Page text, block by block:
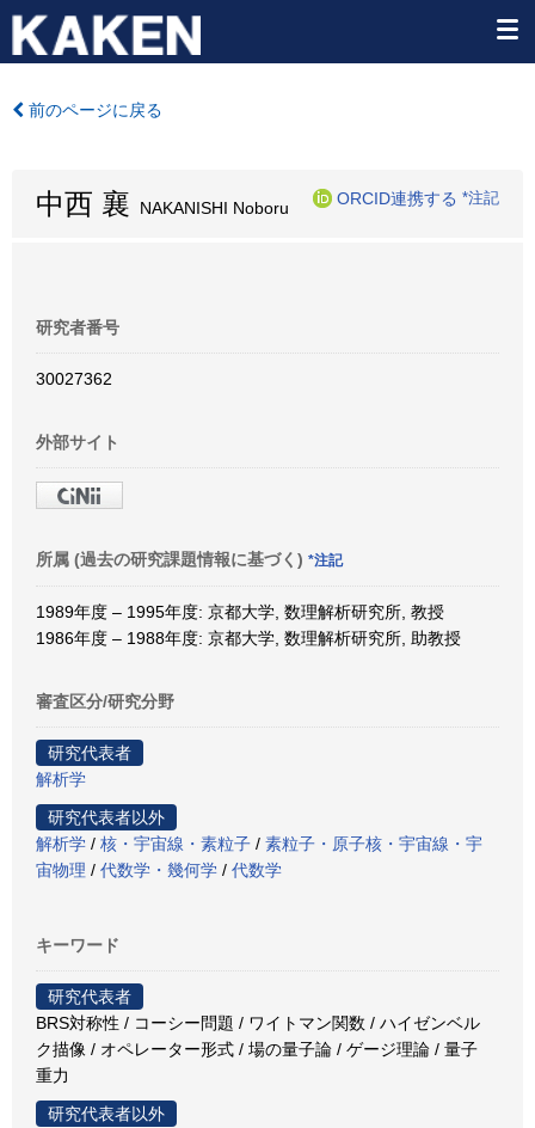
前のページに戻る
中西 襄 NAKANISHI Noboru
ORCID連携する *注記
研究者番号
30027362
外部サイト
所属 (過去の研究課題情報に基づく) *注記
1989年度 – 1995年度: 京都大学, 数理解析研究所, 教授
1986年度 – 1988年度: 京都大学, 数理解析研究所, 助教授
審査区分/研究分野
研究代表者
解析学
研究代表者以外
解析学 / 核・宇宙線・素粒子 / 素粒子・原子核・宇宙線・宇
宙物理 / 代数学・幾何学 / 代数学
キーワード
研究代表者
BRS対称性 / コーシー問題 / ワイトマン関数 / ハイゼンベル
ク描像 / オペレーター形式 / 場の量子論 / ゲージ理論 / 量子
重力
研究代表者以外